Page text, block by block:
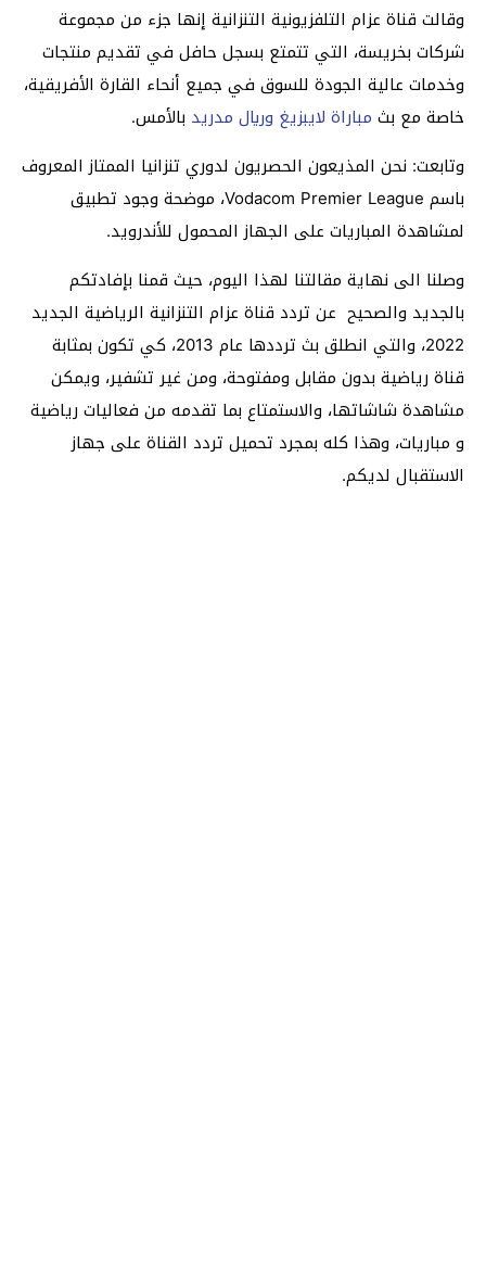
وقالت قناة عزام التلفزيونية التنزانية إنها جزء من مجموعة
شركات بخريسة، التي تتمتع بسجل حافل في تقديم منتجات
وخدمات عالية الجودة للسوق في جميع أنحاء القارة الأفريقية،
خاصة مع بث مباراة لايبزيغ وريال مدريد بالأمس.
وتابعت: نحن المذيعون الحصريون لدوري تنزانيا الممتاز المعروف
باسم Vodacom Premier League، موضحة وجود تطبيق
لمشاهدة المباريات على الجهاز المحمول للأندرويد.
وصلنا الى نهاية مقالتنا لهذا اليوم، حيث قمنا بإفادتكم
بالجديد والصحيح عن تردد قناة عزام التنزانية الرياضية الجديد
2022، والتي انطلق بث ترددها عام 2013، كي تكون بمثابة
قناة رياضية بدون مقابل ومفتوحة، ومن غير تشفير، ويمكن
مشاهدة شاشاتها، والاستمتاع بما تقدمه من فعاليات رياضية
و مباريات، وهذا كله بمجرد تحميل تردد القناة على جهاز
الاستقبال لديكم.